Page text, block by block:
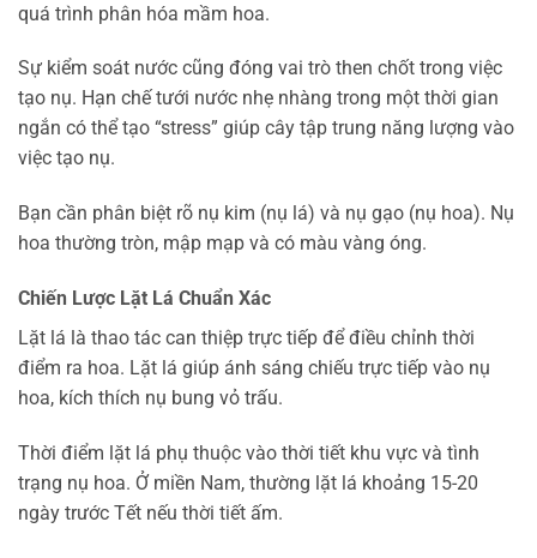
quá trình phân hóa mầm hoa.
Sự kiểm soát nước cũng đóng vai trò then chốt trong việc
tạo nụ. Hạn chế tưới nước nhẹ nhàng trong một thời gian
ngắn có thể tạo “stress” giúp cây tập trung năng lượng vào
việc tạo nụ.
Bạn cần phân biệt rõ nụ kim (nụ lá) và nụ gạo (nụ hoa). Nụ
hoa thường tròn, mập mạp và có màu vàng óng.
Chiến Lược Lặt Lá Chuẩn Xác
Lặt lá là thao tác can thiệp trực tiếp để điều chỉnh thời
điểm ra hoa. Lặt lá giúp ánh sáng chiếu trực tiếp vào nụ
hoa, kích thích nụ bung vỏ trấu.
Thời điểm lặt lá phụ thuộc vào thời tiết khu vực và tình
trạng nụ hoa. Ở miền Nam, thường lặt lá khoảng 15-20
ngày trước Tết nếu thời tiết ấm.